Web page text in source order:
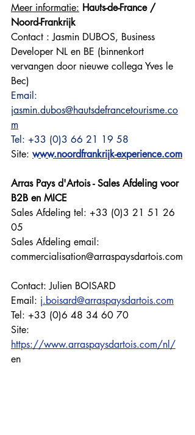
Meer informatie: Hauts-de-France /
Noord-Frankrijk
Contact : Jasmin DUBOS, Business
Developer NL en BE (binnenkort
vervangen door nieuwe collega Yves le
Bec)
Email:
jasmin.dubos@hautsdefrancetourisme.co
m
Tel: +33 (0)3 66 21 19 58
Site: www.noordfrankrijk-experience.com
Arras Pays d'Artois - Sales Afdeling voor
B2B en MICE
Sales Afdeling tel: +33 (0)3 21 51 26
05
Sales Afdeling email:
commercialisation@arraspaysdartois.com
Contact: Julien BOISARD
Email: j.boisard@arraspaysdartois.com
Tel: +33 (0)6 48 34 60 70
Site:
https://www.arraspaysdartois.com/nl/
en